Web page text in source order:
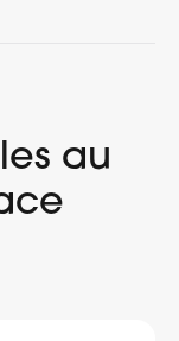
au